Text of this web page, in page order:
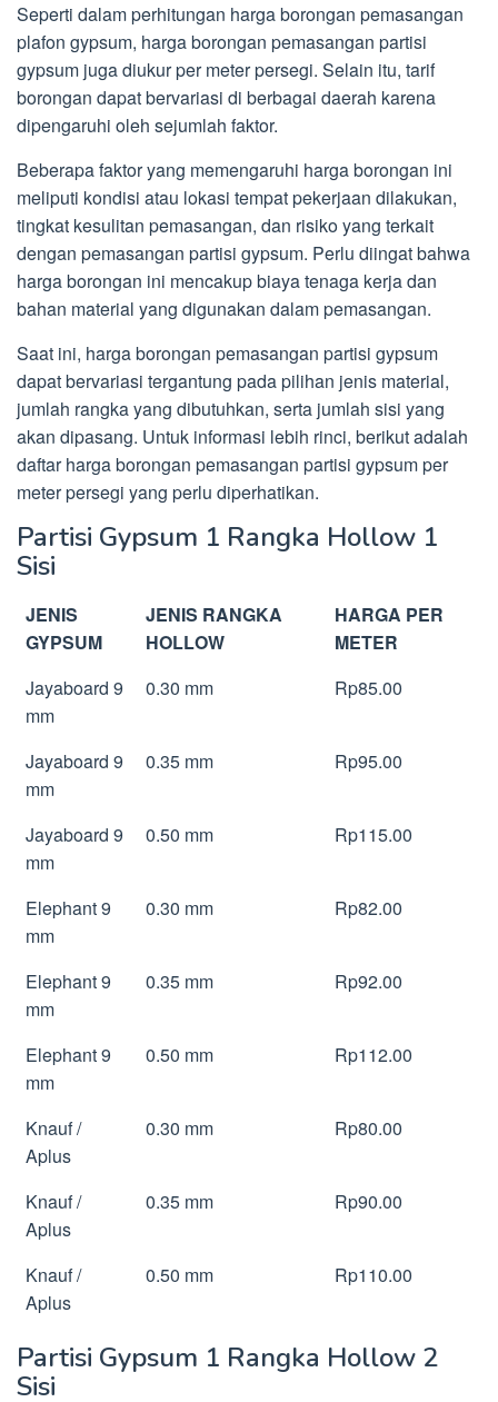
Seperti dalam perhitungan harga borongan pemasangan
plafon gypsum, harga borongan pemasangan partisi
gypsum juga diukur per meter persegi. Selain itu, tarif
borongan dapat bervariasi di berbagai daerah karena
dipengaruhi oleh sejumlah faktor.
Beberapa faktor yang memengaruhi harga borongan ini
meliputi kondisi atau lokasi tempat pekerjaan dilakukan,
tingkat kesulitan pemasangan, dan risiko yang terkait
dengan pemasangan partisi gypsum. Perlu diingat bahwa
harga borongan ini mencakup biaya tenaga kerja dan
bahan material yang digunakan dalam pemasangan.
Saat ini, harga borongan pemasangan partisi gypsum
dapat bervariasi tergantung pada pilihan jenis material,
jumlah rangka yang dibutuhkan, serta jumlah sisi yang
akan dipasang. Untuk informasi lebih rinci, berikut adalah
daftar harga borongan pemasangan partisi gypsum per
meter persegi yang perlu diperhatikan.
Partisi Gypsum 1 Rangka Hollow 1
Sisi
JENIS
GYPSUM
JENIS RANGKA
HOLLOW
HARGA PER
METER
Jayaboard 9
mm
0.30 mm Rp85.00
Jayaboard 9
mm
0.35 mm Rp95.00
Jayaboard 9
mm
0.50 mm Rp115.00
Elephant 9
mm
0.30 mm Rp82.00
Elephant 9
mm
0.35 mm Rp92.00
Elephant 9
mm
0.50 mm Rp112.00
Knauf /
Aplus
0.30 mm Rp80.00
Knauf /
Aplus
0.35 mm Rp90.00
Knauf /
Aplus
0.50 mm Rp110.00
Partisi Gypsum 1 Rangka Hollow 2
Sisi